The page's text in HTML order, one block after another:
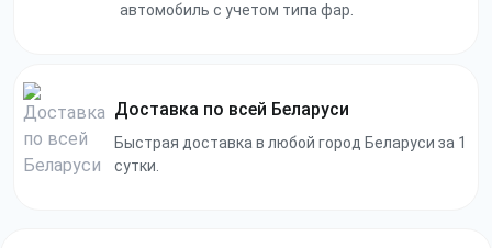
автомобиль с учетом типа фар.
Доставка по всей Беларуси
Быстрая доставка в любой город Беларуси за 1
сутки.